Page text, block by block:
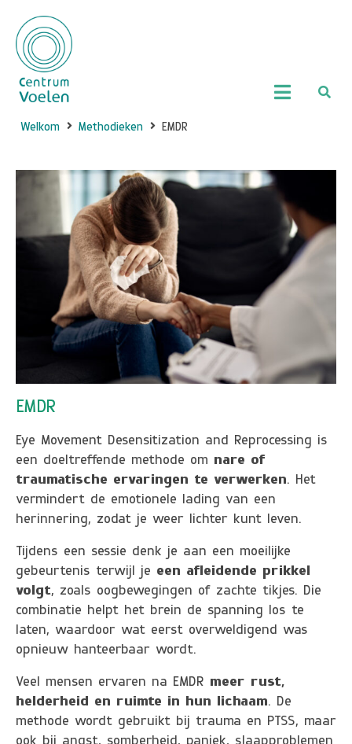
Welkom Methodieken EMDR
EMDR
Eye Movement Desensitization and Reprocessing is
een doeltreffende methode om nare of
traumatische ervaringen te verwerken. Het
vermindert de emotionele lading van een
herinnering, zodat je weer lichter kunt leven.
Tijdens een sessie denk je aan een moeilijke
gebeurtenis terwijl je een afleidende prikkel
volgt, zoals oogbewegingen of zachte tikjes. Die
combinatie helpt het brein de spanning los te
laten, waardoor wat eerst overweldigend was
opnieuw hanteerbaar wordt.
Veel mensen ervaren na EMDR meer rust,
helderheid en ruimte in hun lichaam. De
methode wordt gebruikt bij trauma en PTSS, maar
ook bij angst, somberheid, paniek, slaapproblemen